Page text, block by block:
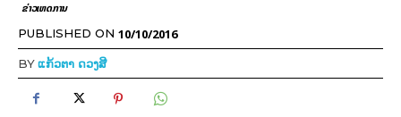
ຂ່າວເຫດການ
PUBLISHED ON 10/10/2016
BYແກ້ວຕາ ດວງສີ